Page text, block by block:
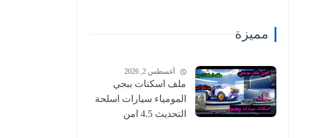
مميزة
أغسطس 2, 2026
ملف اسكنات ببجي
المومياء سيارات اسلحة
التحديث 4.5 امن